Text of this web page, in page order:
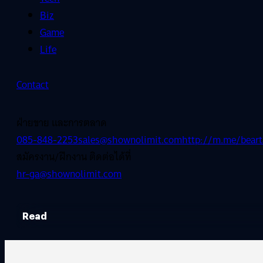
Biz
Game
Life
Contact
ฝ่ายขาย และการตลาด
085-848-2253sales@shownolimit.comhttp://m.me/
สมัครงาน/ฝึกงาน ติดต่อได้ที่
hr-ga@shownolimit.com
Read